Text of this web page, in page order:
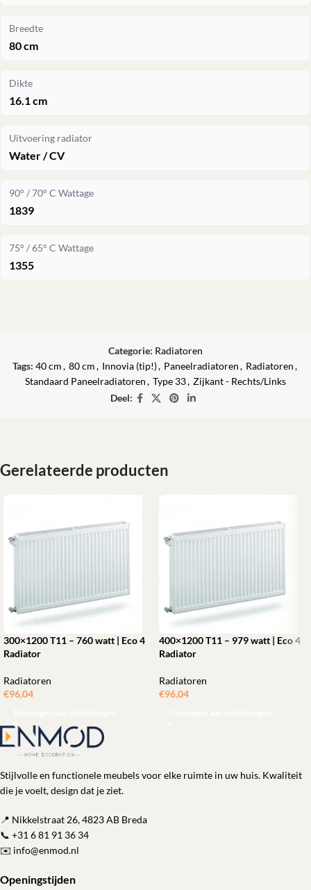
Breedte
80 cm
Dikte
16.1 cm
Uitvoering radiator
Water / CV
90° / 70° C Wattage
1839
75° / 65° C Wattage
1355
Categorie: Radiatoren
Tags: 40 cm, 80 cm, Innovia (tip!), Paneelradiatoren, Radiatoren,
Standaard Paneelradiatoren, Type 33, Zijkant - Rechts/Links
Deel:
Gerelateerde producten
300×1200 T11 – 760 watt | Eco 4
Radiator
Radiatoren
€96,04
400×1200 T11 – 979 watt | Eco 4
Radiator
Radiatoren
€96,04
Stijlvolle en functionele meubels voor elke ruimte in uw huis. Kwaliteit
die je voelt, design dat je ziet.
📍 Nikkelstraat 26, 4823 AB Breda
📞 +31 6 81 91 36 34
✉️ info@enmod.nl
Openingstijden